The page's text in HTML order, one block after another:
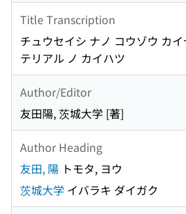
Title Transcription
チュウセイシ ナノ コウゾウ カ
テリアル ノ カイハツ
Author/Editor
友田陽, 茨城大学 [著]
Author Heading
友田, 陽 トモタ, ヨウ
茨城大学 イバラキ ダイガク